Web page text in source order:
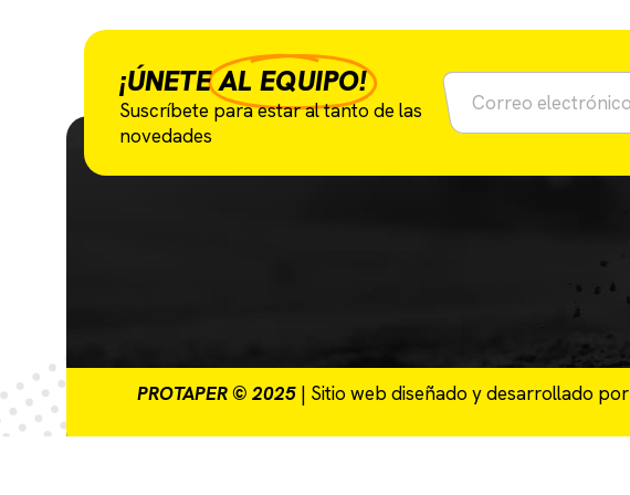
¡ÚNETE AL EQUIPO!
Suscríbete para estar al tanto de las
novedades
PROTAPER © 2025 | Sitio web diseñado y desarrollado por